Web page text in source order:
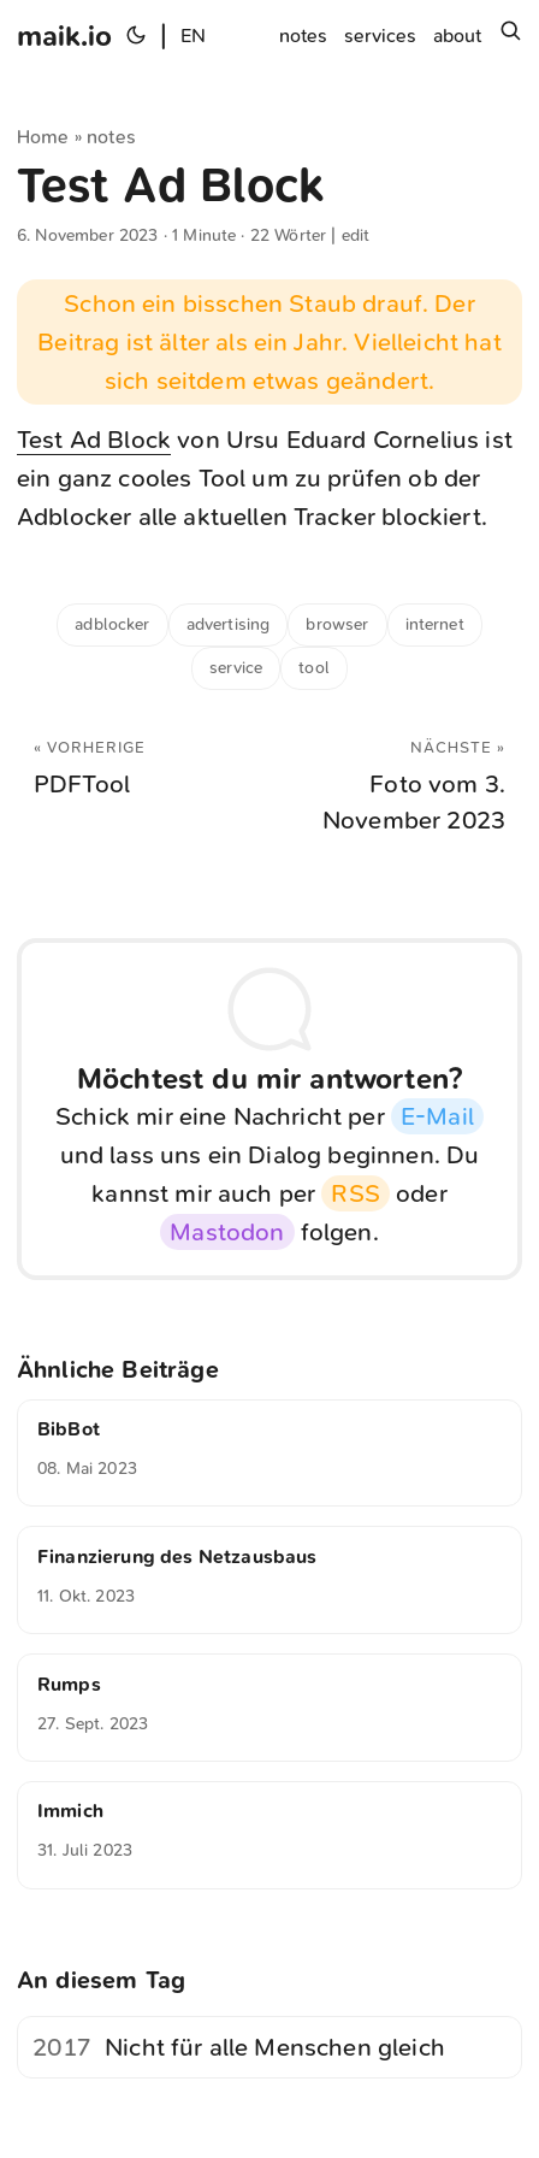
maik.io EN notes services about
Home » notes
Test Ad Block
6. November 2023 · 1 Minute · 22 Wörter | edit
Schon ein bisschen Staub drauf. Der
Beitrag ist älter als ein Jahr. Vielleicht hat
sich seitdem etwas geändert.
Test Ad Block von Ursu Eduard Cornelius ist
ein ganz cooles Tool um zu prüfen ob der
Adblocker alle aktuellen Tracker blockiert.
adblocker advertising browser internet
service tool
« VORHERIGE
PDFTool
NÄCHSTE »
Foto vom 3.
November 2023
Möchtest du mir antworten?
Schick mir eine Nachricht per E-Mail
und lass uns ein Dialog beginnen. Du
kannst mir auch per RSS oder
Mastodon folgen.
Ähnliche Beiträge
BibBot
08. Mai 2023
Finanzierung des Netzausbaus
11. Okt. 2023
Rumps
27. Sept. 2023
Immich
31. Juli 2023
An diesem Tag
2017 Nicht für alle Menschen gleich